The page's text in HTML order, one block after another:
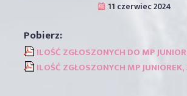
ILOŚĆ ZGŁOSZONYCH DO MP
ILOŚĆ ZGŁOSZONYCH MP